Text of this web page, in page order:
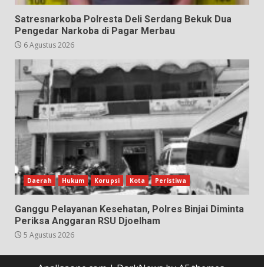
Satresnarkoba Polresta Deli Serdang Bekuk Dua
Pengedar Narkoba di Pagar Merbau
6 Agustus 2026
Daerah Hukum Korupsi Kota Peristiwa
Ganggu Pelayanan Kesehatan, Polres Binjai Diminta
Periksa Anggaran RSU Djoelham
5 Agustus 2026